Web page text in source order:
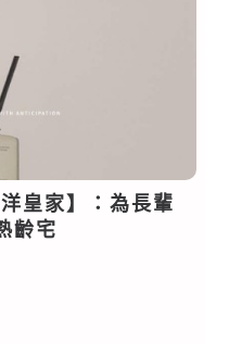
皇家】：為長輩
齡宅